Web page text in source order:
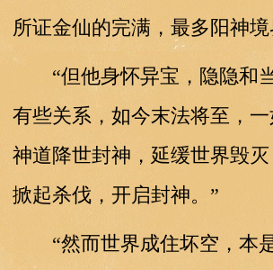
所证金仙的完满，最多阳神境
“但他身怀异宝，隐隐和
有些关系，如今末法将至，
神道降世封神，延缓世界毁灭
掀起杀伐，开启封神。”
“然而世界成住坏空，本